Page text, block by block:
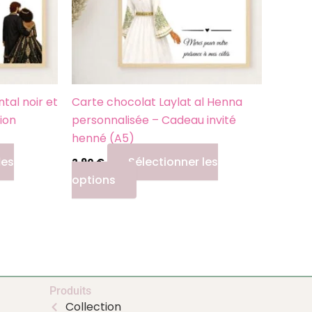
noir et
Carte chocolat Laylat al Henna
personnalisée – Cadeau invité
henné (A5)
2,90€
Sélectionner les
options
options
peuvent
être
choisies
sur
la
page
produit
Produits
Collection